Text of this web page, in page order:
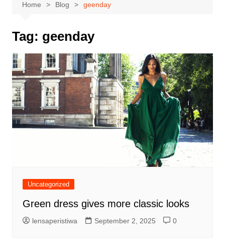
Home Blog geenday
Tag: geenday
Uncategorized
Green dress gives more classic looks
lensaperistiwa September 2, 2025 0